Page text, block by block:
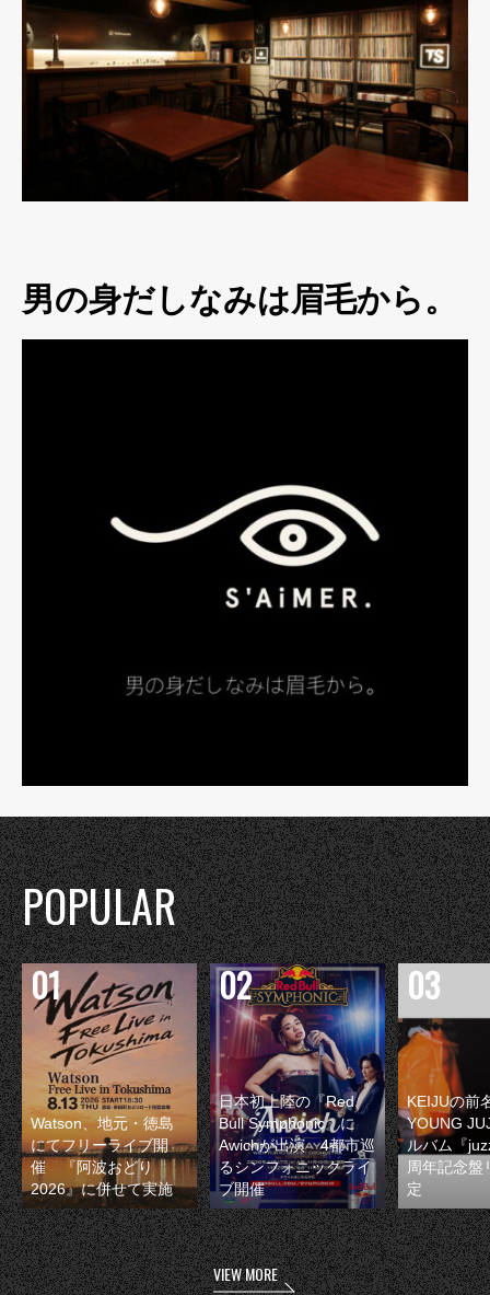
男の身だしなみは眉毛から。
POPULAR
Watson、地元・徳島
にてフリーライブ開
催 『阿波おどり
2026』に併せて実施
日本初上陸の『Red
Bull Symphonic』に
Awichが出演 4都市巡
るシンフォニックライ
ブ開催
KEIJUの前
YOUNG
ルバム『
周年記念盤
定
VIEW MORE